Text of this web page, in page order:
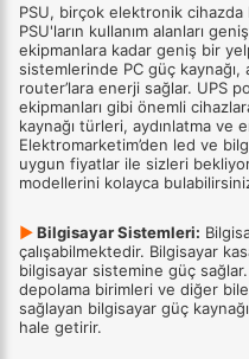
PSU, birçok elektronik
PSU'ların kullanım alanları
ekipmanlara kadar geniş bir
sistemlerinde PC güç kaynağı,
router’lara enerji sağlar. UPS
ekipmanları gibi önemli
kaynağı türleri, aydınlatma
Elektromarketim’den led ve
uygun fiyatlar ile sizleri
modellerini kolayca
▶Bilgisayar Sistemleri:
çalışabilmektedir. Bilgisayar
bilgisayar sistemine güç
depolama birimleri ve diğer
sağlayan bilgisayar güç
hale getirir.